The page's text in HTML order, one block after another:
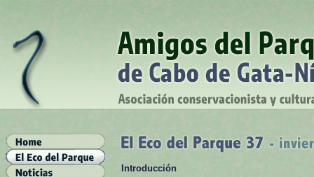
Introducción